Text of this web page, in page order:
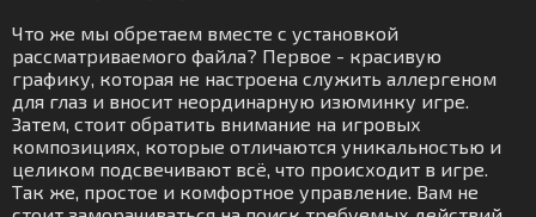
Что же мы обретаем вместе с установкой
рассматриваемого файла? Первое - красивую
графику, которая не настроена служить аллергеном
для глаз и вносит неординарную изюминку игре.
Затем, стоит обратить внимание на игровых
композициях, которые отличаются уникальностью и
целиком подсвечивают всё, что происходит в игре.
Так же, простое и комфортное управление. Вам не